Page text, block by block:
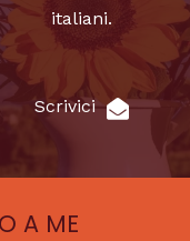
italiani.
Scrivici
A ME